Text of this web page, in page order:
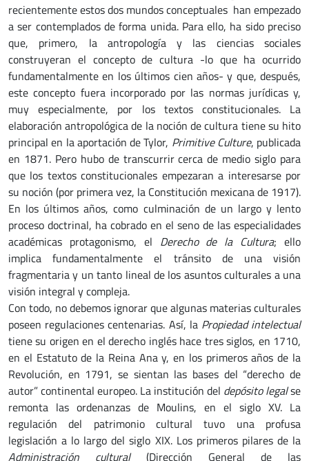
recientemente estos dos mundos conceptuales han empezado
a ser contemplados de forma unida. Para ello, ha sido preciso
que, primero, la antropología y las ciencias sociales
construyeran el concepto de cultura -lo que ha ocurrido
fundamentalmente en los últimos cien años- y que, después,
este concepto fuera incorporado por las normas jurídicas y,
muy especialmente, por los textos constitucionales. La
elaboración antropológica de la noción de cultura tiene su hito
principal en la aportación de Tylor, Primitive Culture, publicada
en 1871. Pero hubo de transcurrir cerca de medio siglo para
que los textos constitucionales empezaran a interesarse por
su noción (por primera vez, la Constitución mexicana de 1917).
En los últimos años, como culminación de un largo y lento
proceso doctrinal, ha cobrado en el seno de las especialidades
académicas protagonismo, el Derecho de la Cultura; ello
implica fundamentalmente el tránsito de una visión
fragmentaria y un tanto lineal de los asuntos culturales a una
visión integral y compleja.
Con todo, no debemos ignorar que algunas materias culturales
poseen regulaciones centenarias. Así, la Propiedad intelectual
tiene su origen en el derecho inglés hace tres siglos, en 1710,
en el Estatuto de la Reina Ana y, en los primeros años de la
Revolución, en 1791, se sientan las bases del “derecho de
autor” continental europeo. La institución del depósito legalse
remonta las ordenanzas de Moulins, en el siglo XV. La
regulación del patrimonio cultural tuvo una profusa
legislación a lo largo del siglo XIX. Los primeros pilares de la
Administración cultural(Dirección General de las